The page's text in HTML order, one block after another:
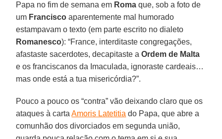
Papa no fim de semana em Roma que, sob a foto de
um Francisco aparentemente mal humorado
estampavam o texto (em parte escrito no dialeto
Romanesco): “France, interditaste congregações,
afastaste sacerdotes, decapitaste aOrdem de Malta
e os franciscanos da Imaculada, ignoraste cardeais…
mas onde está a tua misericórdia?”.
Pouco a pouco os “contra” vão deixando claro que os
ataques à cartaAmoris Latetitia do Papa, que abre a
comunhão dos divorciados em segunda união,